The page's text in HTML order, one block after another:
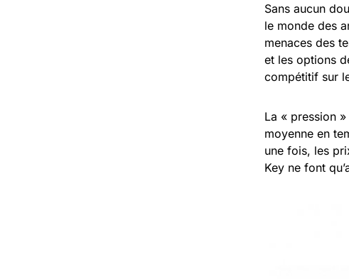
Sans aucun
le monde des
menaces des
et les options
compétitif sur
La « pression
moyenne en
une fois, les
Key ne font